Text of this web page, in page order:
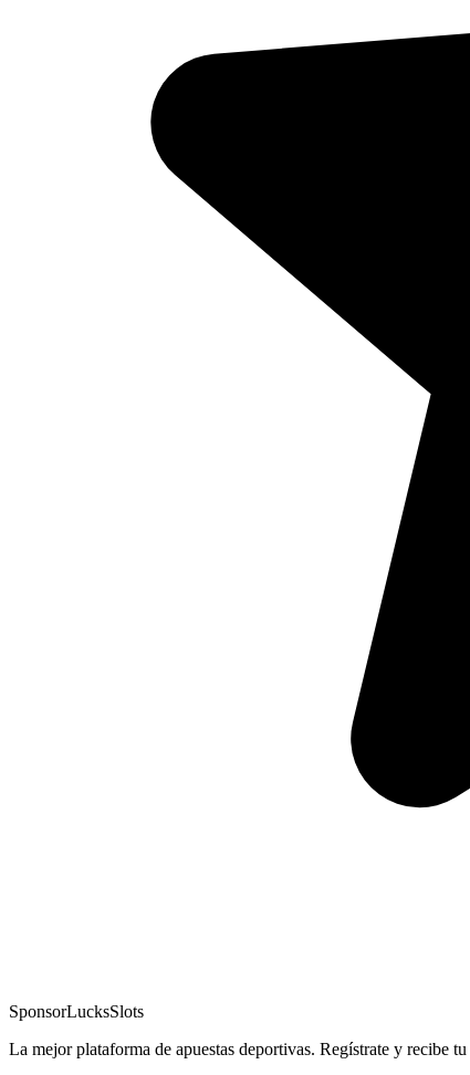
SponsorLucksSlots
La mejor plataforma de apuestas deportivas. Regístrate y recibe